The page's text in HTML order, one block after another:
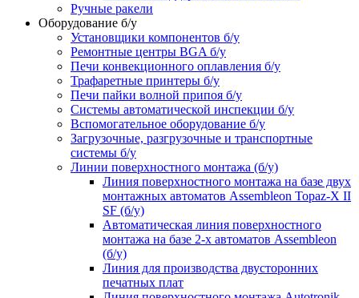
Ручные ракели
Оборудование б/у
Установщики компонентов б/у
Ремонтные центры BGA б/у
Печи конвекционного оплавления б/у
Трафаретные принтеры б/у
Печи пайки волной припоя б/у
Системы автоматической инспекции б/у
Вспомогательное оборудование б/у
Загрузочные, разгрузочные и транспортные
системы б/у
Линии поверхностного монтажа (б/у)
Линия поверхностного монтажа на базе двух
монтажных автоматов Assembleon Topaz-X II
SF (б/у)
Автоматическая линия поверхностного
монтажа на базе 2-х автоматов Assembleon
(б/у)
Линия для производства двусторонних
печатных плат